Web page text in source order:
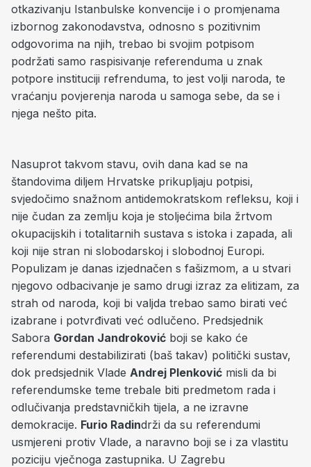
otkazivanju Istanbulske konvencije i o promjenama
izbornog zakonodavstva, odnosno s pozitivnim
odgovorima na njih, trebao bi svojim potpisom
podržati samo raspisivanje referenduma u znak
potpore instituciji refrenduma, to jest volji naroda, te
vraćanju povjerenja naroda u samoga sebe, da se i
njega nešto pita.
Nasuprot takvom stavu, ovih dana kad se na
štandovima diljem Hrvatske prikupljaju potpisi,
svjedočimo snažnom antidemokratskom refleksu, koji i
nije čudan za zemlju koja je stoljećima bila žrtvom
okupacijskih i totalitarnih sustava s istoka i zapada, ali
koji nije stran ni slobodarskoj i slobodnoj Europi.
Populizam je danas izjednačen s fašizmom, a u stvari
njegovo odbacivanje je samo drugi izraz za elitizam, za
strah od naroda, koji bi valjda trebao samo birati već
izabrane i potvrđivati već odlučeno. Predsjednik
Sabora Gordan Jandroković boji se kako će
referendumi destabilizirati (baš takav) politički sustav,
dok predsjednik Vlade Andrej Plenković misli da bi
referendumske teme trebale biti predmetom rada i
odlučivanja predstavničkih tijela, a ne izravne
demokracije. Furio Radindrži da su referendumi
usmjereni protiv Vlade, a naravno boji se i za vlastitu
poziciju vječnoga zastupnika. U Zagrebu